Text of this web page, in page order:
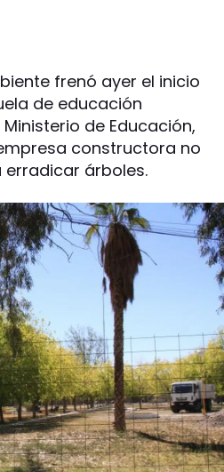
frenó ayer el inicio
de educación
de Educación,
constructora no
árboles.